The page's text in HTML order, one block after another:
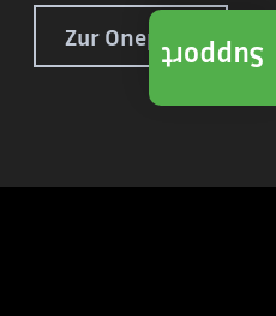
Support
Zur Onepage